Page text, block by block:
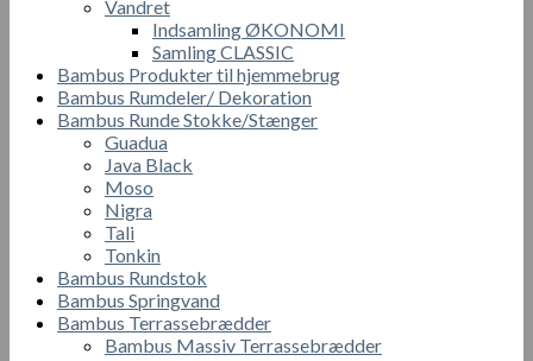
Vandret
Indsamling ØKONOMI
Samling CLASSIC
Bambus Produkter til hjemmebrug
Bambus Rumdeler/ Dekoration
Bambus Runde Stokke/Stænger
Guadua
Java Black
Moso
Nigra
Tali
Tonkin
Bambus Rundstok
Bambus Springvand
Bambus Terrassebrædder
Bambus Massiv Terrassebrædder